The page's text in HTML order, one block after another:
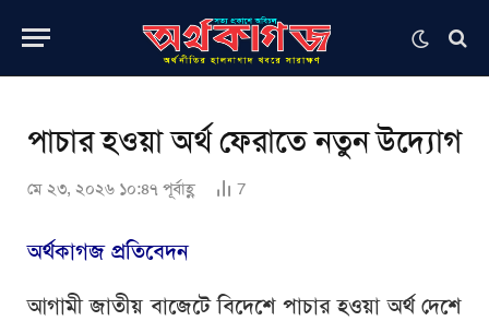
পাচার হওয়া অর্থ ফেরাতে নতুন উদ্যোগ
মে ২৩, ২০২৬ ১০:৪৭ পূর্বাহ্ণ 7
অর্থকাগজ প্রতিবেদন
আগামী জাতীয় বাজেটে বিদেশে পাচার হওয়া অর্থ দেশে